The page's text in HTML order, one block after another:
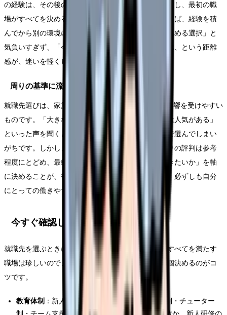
の経験は、その後のキャリアの土台になります。ただし、最初の職
場がすべてを決めるわけではありません。合わなければ、経験を積
んでから別の環境に移ることもできます。「一生を決める選択」と
気負いすぎず、「今の自分に合う最初の一歩」を選ぶ、という距離
感が、迷いを軽くします。
周りの基準に流されやすいから
就職先選びは、家族や友人、SNSなど、周りの声の影響を受けやすい
ものです。「大きな病院のほうが安心」「あの病院は人気がある」
といった声を聞くと、自分の希望よりも周りの基準で選んでしまい
がちです。しかし、毎日働くのは自分自身です。周りの評判は参考
程度にとどめ、最終的には「自分がどんな環境で働きたいか」を軸
に決めることが、後悔を減らします。人気や評判は、必ずしも自分
にとっての働きやすさと一致するとは限りません。
今すぐ確認したいポイント
就職先を選ぶときに確認したい観点を整理します。すべてを満たす
職場は珍しいので、自分が特に重視するものを2〜3個決めるのがコ
ツです。
教育体制 ：新人をどう育てるか（プリセプター制・チューター